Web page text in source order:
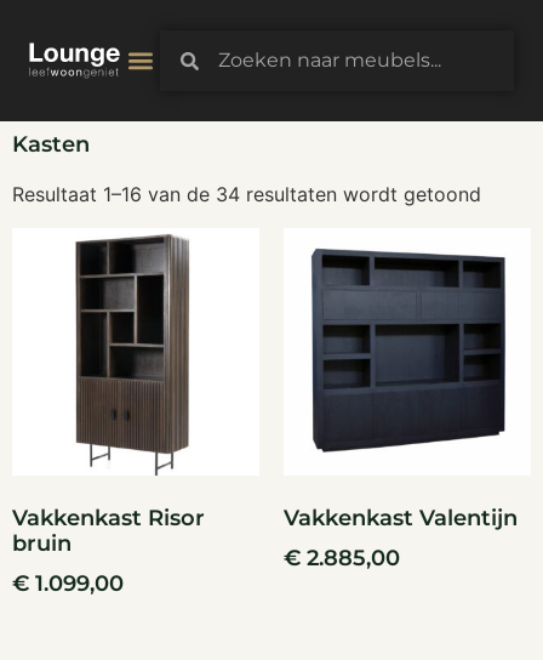
Kasten
Resultaat 1–16 van de 34 resultaten wordt getoond
Vakkenkast Risor
bruin
€ 1.099,00
Vakkenkast Valentijn
€ 2.885,00